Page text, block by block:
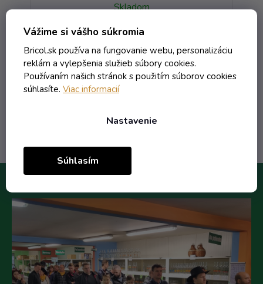
Vážime si vášho súkromia
Bricol.sk používa na fungovanie webu, personalizáciu
reklám a vylepšenia služieb súbory cookies.
Používaním našich stránok s použitím súborov cookies
súhlasíte. Viac informacií
Nastavenie
Súhlasím
Skladom
1,99 €/ ks
3,40 € (-41%)